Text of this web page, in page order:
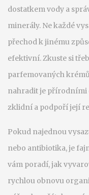
dostatkem vody a
minerály. Ne každé
přechod k jinému
efektivní. Zkuste si
parfemovaných
nahradit je přírodními
zklidní a podpoří její
Pokud najednou
nebo antibiotika, je
vám poradí, jak
rychlou obnovu